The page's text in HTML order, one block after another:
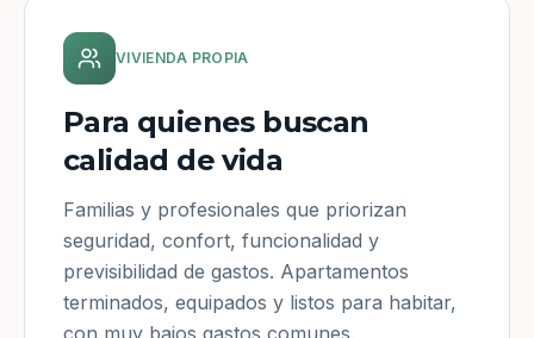
VIVIENDA PROPIA
Para quienes buscan
calidad de vida
Familias y profesionales que priorizan
seguridad, confort, funcionalidad y
previsibilidad de gastos. Apartamentos
terminados, equipados y listos para habitar,
con muy bajos gastos comunes.